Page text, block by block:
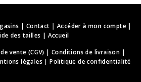
| Contact | Accéder à mon compte|
des tailles | Accueil
vente (CGV) |Conditions de livraison |
légales |Politique de confidentialité